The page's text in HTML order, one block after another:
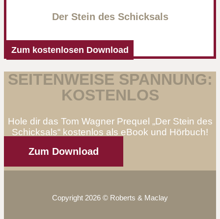
Der Stein des Schicksals
Zum kostenlosen Download
SEITENWEISE SPANNUNG:
KOSTENLOS
Hole dir das Tom Wagner Prequel „Der Stein des
Schicksals“ kostenlos als eBook und Hörbuch!
Zum Download
Copyright 2026 © Roberts & Maclay